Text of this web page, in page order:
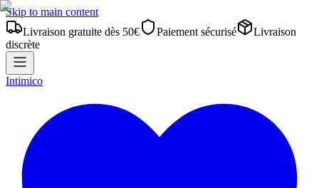
Skip to main content
Livraison gratuite dès 50€
Paiement sécurisé
Livraison
discrète
Intimico